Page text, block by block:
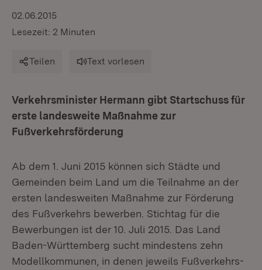
02.06.2015
Lesezeit: 2 Minuten
Teilen Text vorlesen
Verkehrsminister Hermann gibt Startschuss für
erste landesweite Maßnahme zur
Fußverkehrsförderung
Ab dem 1. Juni 2015 können sich Städte und
Gemeinden beim Land um die Teilnahme an der
ersten landesweiten Maßnahme zur Förderung
des Fußverkehrs bewerben. Stichtag für die
Bewerbungen ist der 10. Juli 2015. Das Land
Baden-Württemberg sucht mindestens zehn
Modellkommunen, in denen jeweils Fußverkehrs-